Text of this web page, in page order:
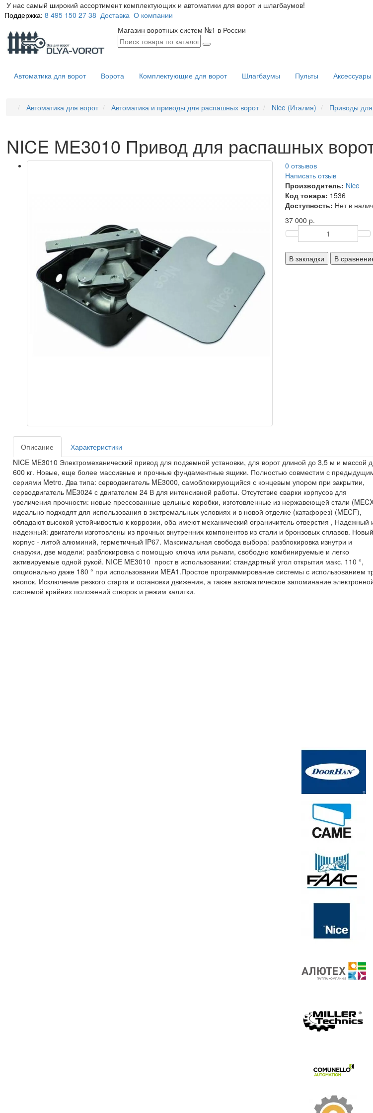
У нас самый широкий ассортимент комплектующих и автоматики для ворот и шлагбаумов!
Поддержка: 8 495 150 27 38 Доставка О компании
Магазин воротных систем №1 в России
Автоматика для ворот Ворота Комплектующие для ворот Шлагбаумы Пульты Аксессуары
Автоматика для ворот Автоматика и приводы для распашных ворот Nice (Италия) Приводы
NICE ME3010 Привод для распашных
0 отзывов
Написать отзыв
Производитель: Nice
Код товара: 1536
Доступность: Нет в
37 000 р.
В закладки В
Описание
Характеристики
NICE ME3010 Электромеханический привод для подземной установки, для ворот длиной до 3,5 м и массой
600 кг. Новые, еще более массивные и прочные фундаментные ящики. Полностью совместим с
сериями Metro. Два типа: серводвигатель ME3000, самоблокирующийся с концевым упором при закрытии,
серводвигатель ME3024 с двигателем 24 В для интенсивной работы. Отсутствие сварки корпусов для
увеличения прочности: новые прессованные цельные коробки, изготовленные из нержавеющей стали
идеально подходят для использования в экстремальных условиях и в новой отделке (катафорез) (MECF),
обладают высокой устойчивостью к коррозии, оба имеют механический ограничитель отверстия , Надежный
надежный: двигатели изготовлены из прочных внутренних компонентов из стали и бронзовых сплавов. Новый
корпус - литой алюминий, герметичный IP67. Максимальная свобода выбора: разблокировка изнутри и
снаружи, две модели: разблокировка с помощью ключа или рычаги, свободно комбинируемые и легко
активируемые одной рукой. NICE ME3010 прост в использовании: стандартный угол открытия макс. 110 °,
опционально даже 180 ° при использовании MEA1.Простое программирование системы с использованием
кнопок. Исключение резкого старта и остановки движения, а также автоматическое запоминание
системой крайних положений створок и режим калитки.